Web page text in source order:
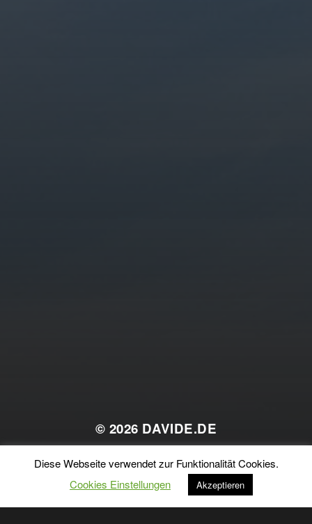
© 2026 DAVIDE.DE
THEMA VONANDERS NORÉN
Diese Webseite verwendet zur Funktionalität Cookies.
Cookies Einstellungen
Akzeptieren